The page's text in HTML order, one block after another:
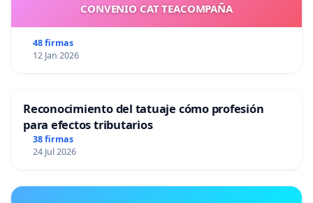
CONVENIO CAT TEACOMPAÑA
48 firmas
12 Jan 2026
Reconocimiento del tatuaje cómo profesión
para efectos tributarios
38 firmas
24 Jul 2026